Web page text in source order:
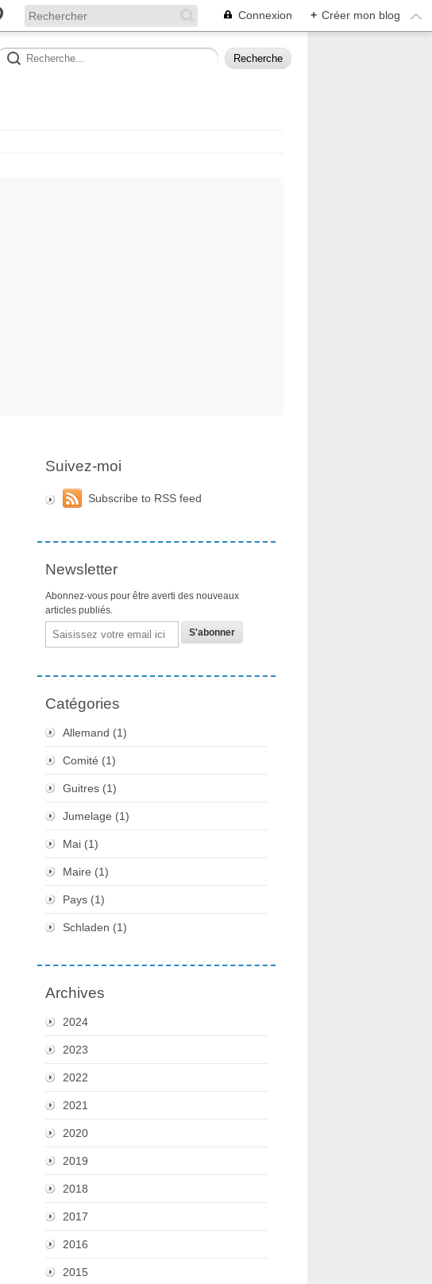
Connexion + Créer mon blog
Suivez-moi
Subscribe to RSS feed
Newsletter
Abonnez-vous pour être averti des nouveaux
articles publiés.
Email
Catégories
Allemand (1)
Comité (1)
Guitres (1)
Jumelage (1)
Mai (1)
Maire (1)
Pays (1)
Schladen (1)
Archives
2024
2023
2022
2021
2020
2019
2018
2017
2016
2015